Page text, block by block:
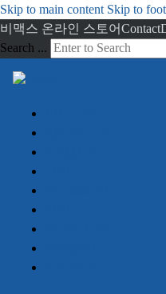
Skip to main content Skip to
비맥스 온라인 스토어Contact
Search ...